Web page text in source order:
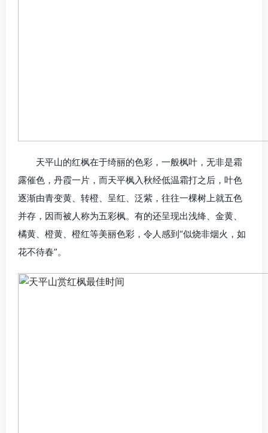
天平山的红枫在于绮丽的色彩，一般枫叶，无非是霜
露催色，丹霞一片，而天平枫入秋经低温霜打之后，叶色
逐渐由青变黄、转橙、呈红、泛紫，往往一棵树上就五色
并存，因而被人称为五彩枫。有的还呈现出浅绛、金黄、
橘黄、橙黄、橙红等美丽色彩，令人感到“似烧非烟火，如
花不待春”。